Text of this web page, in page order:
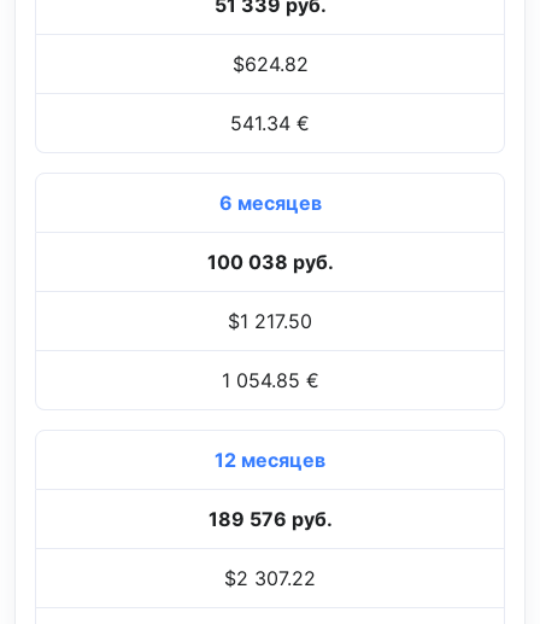
51 339 руб.
$624.82
541.34 €
6 месяцев
100 038 руб.
$1 217.50
1 054.85 €
12 месяцев
189 576 руб.
$2 307.22